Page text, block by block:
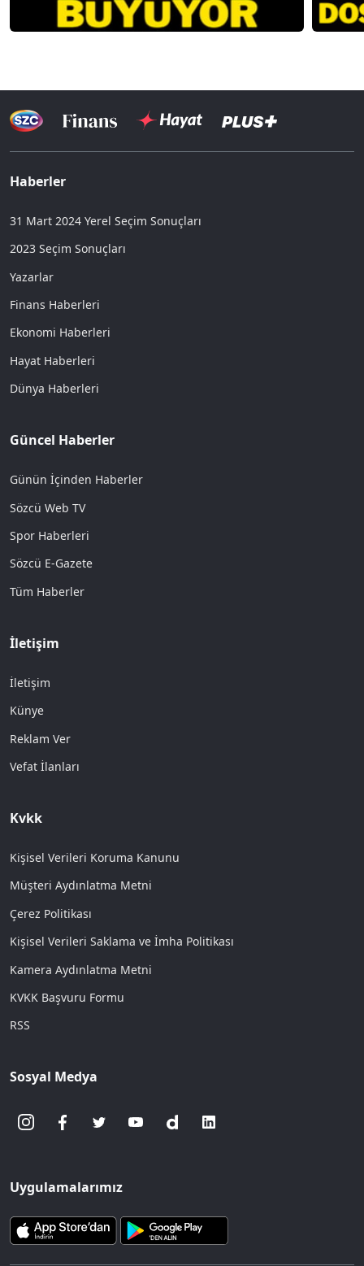
Haberler
31 Mart 2024 Yerel Seçim Sonuçları
2023 Seçim Sonuçları
Yazarlar
Finans Haberleri
Ekonomi Haberleri
Hayat Haberleri
Dünya Haberleri
Güncel Haberler
Günün İçinden Haberler
Sözcü Web TV
Spor Haberleri
Sözcü E-Gazete
Tüm Haberler
İletişim
İletişim
Künye
Reklam Ver
Vefat İlanları
Kvkk
Kişisel Verileri Koruma Kanunu
Müşteri Aydınlatma Metni
Çerez Politikası
Kişisel Verileri Saklama ve İmha Politikası
Kamera Aydınlatma Metni
KVKK Başvuru Formu
RSS
Sosyal Medya
Uygulamalarımız